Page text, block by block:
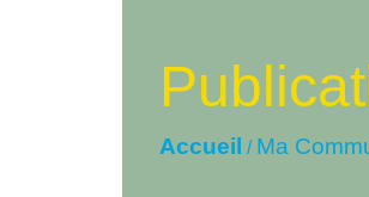
Accueil / Ma